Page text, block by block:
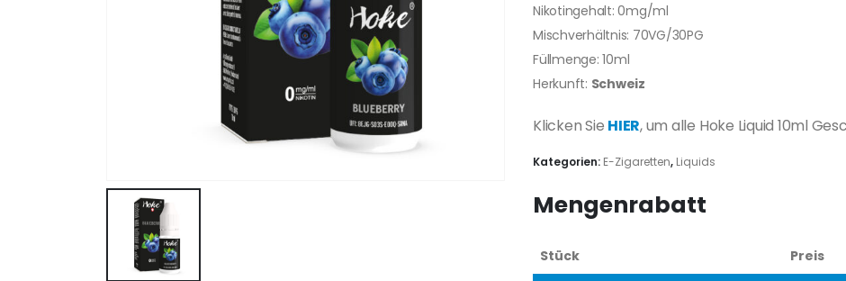
Nikotingehalt: 0mg/ml
Mischverhältnis: 70VG/30PG
Füllmenge: 10ml
Herkunft: Schweiz
Klicken Sie HIER, um alle Hoke Liquid 10ml
Kategorien: E-Zigaretten, Liquids
Mengenrabatt
Stück
Preis